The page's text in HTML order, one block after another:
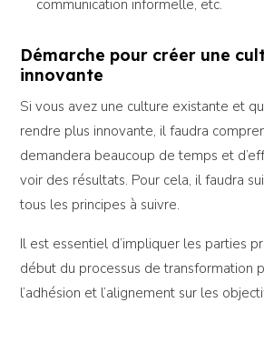
communication informelle, etc.
Démarche pour créer une
innovante
Si vous avez une culture existante et
rendre plus innovante, il faudra
demandera beaucoup de temps et
voir des résultats. Pour cela, il faudra
tous les principes à suivre.
Il est essentiel d’impliquer les parties
début du processus de transformation
l’adhésion et l’alignement sur les